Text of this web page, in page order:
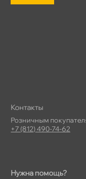
Нужна помощь?
Контакты
Розничным
+7 (812) 490-74-62